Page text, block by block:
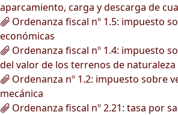
aparcamiento, carga y descarga de
Ordenanza fiscal nº 1.5: impuesto
económicas
Ordenanza fiscal nº 1.4: impuesto
del valor de los terrenos de
Ordenanza nº 1.2: impuesto sobre
mecánica
Ordenanza fiscal nº 2.21: tasa por